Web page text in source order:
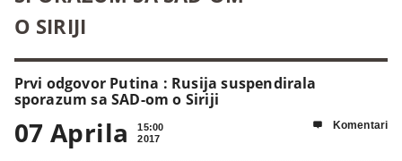
O SIRIJI
Prvi odgovor Putina : Rusija suspendirala
sporazum sa SAD-om o Siriji
07 Aprila
15:00
2017
 Komentari